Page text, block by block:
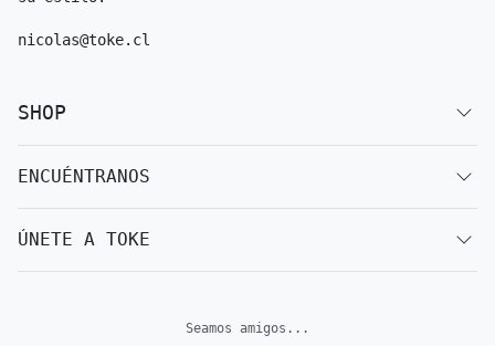
nicolas@toke.cl
SHOP
ENCUÉNTRANOS
ÚNETE A TOKE
Seamos amigos...